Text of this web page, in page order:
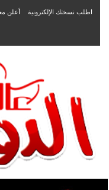
اطلب نسختك الإلكترونية أعلن